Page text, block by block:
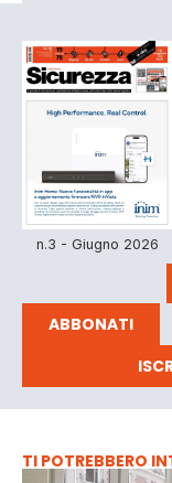
n.3 - Giugno 2026
ABBONATI
TI POTREBBERO